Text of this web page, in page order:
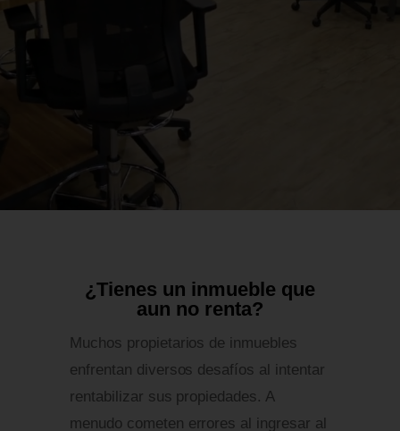
¿Tienes un inmueble que
aun no renta?
Muchos propietarios de inmuebles
enfrentan diversos desafíos al intentar
rentabilizar sus propiedades. A
menudo cometen errores al ingresar al